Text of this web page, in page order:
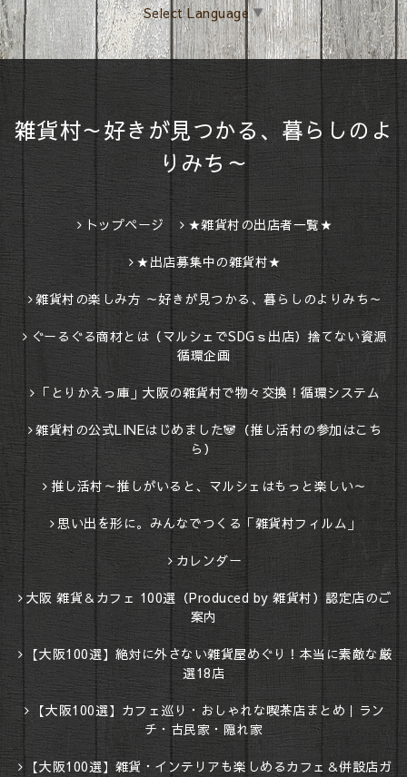
Select Language▼
雑貨村～好きが見つかる、暮らしのよ
りみち～
トップページ ★雑貨村の出店者一覧★
★出店募集中の雑貨村★
雑貨村の楽しみ方 ～好きが見つかる、暮らしのよりみち～
ぐーるぐる商材とは（マルシェでSDGｓ出店）捨てない資源
循環企画
「とりかえっ庫」大阪の雑貨村で物々交換！循環システム
雑貨村の公式LINEはじめました🐼（推し活村の参加はこち
ら）
推し活村～推しがいると、マルシェはもっと楽しい～
思い出を形に。みんなでつくる「雑貨村フィルム」
カレンダー
大阪 雑貨＆カフェ 100選（Produced by 雑貨村）認定店のご
案内
【大阪100選】絶対に外さない雑貨屋めぐり！本当に素敵な厳
選18店
【大阪100選】カフェ巡り・おしゃれな喫茶店まとめ｜ラン
チ・古民家・隠れ家
【大阪100選】雑貨・インテリアも楽しめるカフェ＆併設店ガ